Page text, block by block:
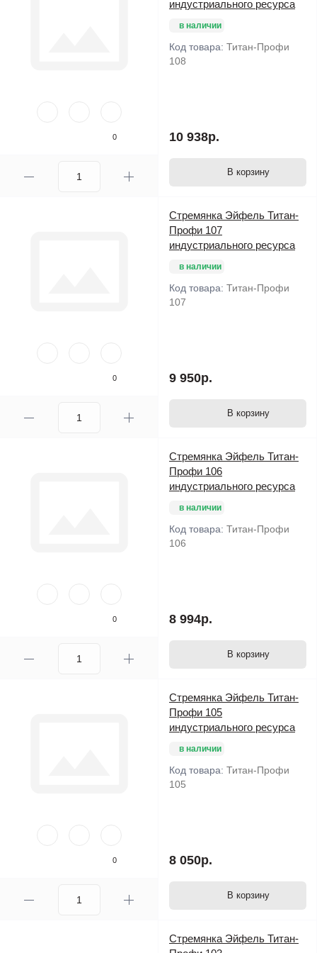
0
индустриального ресурса
в наличии
Код товара: Титан-Профи
108
10 938р.
В корзину
0
Стремянка Эйфель Титан-
Профи 107
индустриального ресурса
в наличии
Код товара: Титан-Профи
107
9 950р.
В корзину
0
Стремянка Эйфель Титан-
Профи 106
индустриального ресурса
в наличии
Код товара: Титан-Профи
106
8 994р.
В корзину
0
Стремянка Эйфель Титан-
Профи 105
индустриального ресурса
в наличии
Код товара: Титан-Профи
105
8 050р.
В корзину
Стремянка Эйфель Титан-